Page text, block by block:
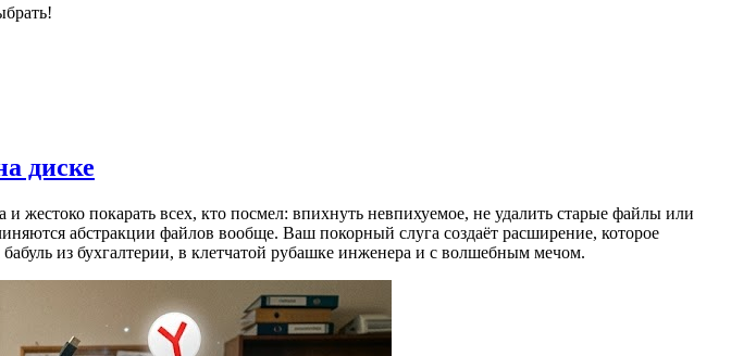
диске
покарать всех, кто посмел: впихнуть невпихуемое, не удалить старые файлы или
абстракции файлов вообще. Ваш покорный слуга создаёт расширение, которое
из бухгалтерии, в клетчатой рубашке инженера и с волшебным мечом.